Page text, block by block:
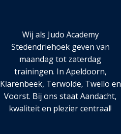
Wij als Judo Academy
Stedendriehoek geven van
maandag tot zaterdag
trainingen. In Apeldoorn,
Klarenbeek, Terwolde, Twello en
Voorst. Bij ons staat Aandacht,
kwaliteit en plezier centraal!